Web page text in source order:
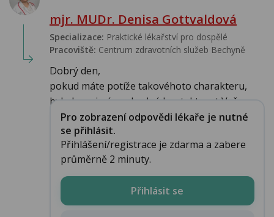
mjr. MUDr. Denisa Gottvaldová
Specializace: Praktické lékařství pro dospělé
Pracoviště: Centrum zdravotních služeb Bechyně
Dobrý den,
pokud máte potíže takovéhoto charakteru,
bylo by zejména vhodné kontaktovat Vaše...
Pro zobrazení odpovědi lékaře je nutné
se přihlásit.
Přihlášení/registrace je zdarma a zabere
průměrně 2 minuty.
Přihlásit se